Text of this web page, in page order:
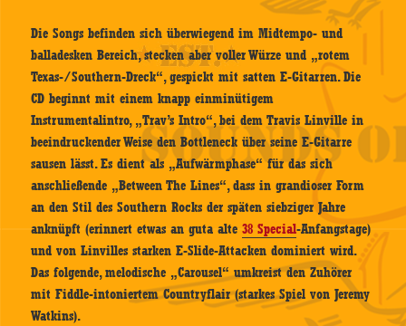
Die Songs befinden sich überwiegend im Midtempo- und
balladesken Bereich, stecken aber voller Würze und „rotem
Texas-/Southern-Dreck“, gespickt mit satten E-Gitarren. Die
CD beginnt mit einem knapp einminütigem
Instrumentalintro, „Trav’s Intro“, bei dem Travis Linville in
beeindruckender Weise den Bottleneck über seine E-Gitarre
sausen lässt. Es dient als „Aufwärmphase“ für das sich
anschließende „Between The Lines“, dass in grandioser Form
an den Stil des Southern Rocks der späten siebziger Jahre
anknüpft (erinnert etwas an guta alte38 Special-Anfangstage)
und von Linvilles starken E-Slide-Attacken dominiert wird.
Das folgende, melodische „Carousel“ umkreist den Zuhörer
mit Fiddle-intoniertem Countryflair (starkes Spiel von Jeremy
Watkins).